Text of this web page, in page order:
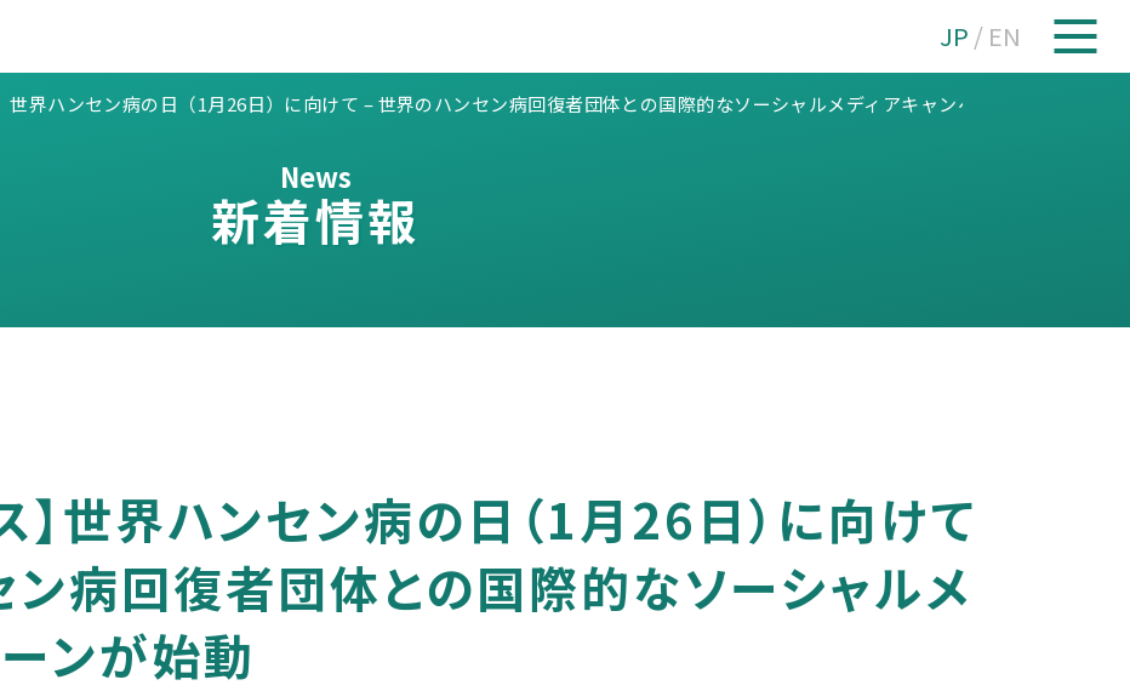
JP / EN
世界ハンセン病の日（1月26日）に向けて – 世界のハンセン病回復者団体との国際的なソーシャルメディアキャンペーンが始動
News
新着情報
】世界ハンセン病の日（1月26日）に向けて
病回復者団体との国際的なソーシャルメ
ンが始動